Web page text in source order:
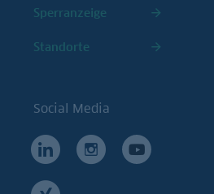
Sperranzeige
Standorte
Social Media